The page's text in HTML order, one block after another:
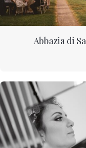
Abbazia di